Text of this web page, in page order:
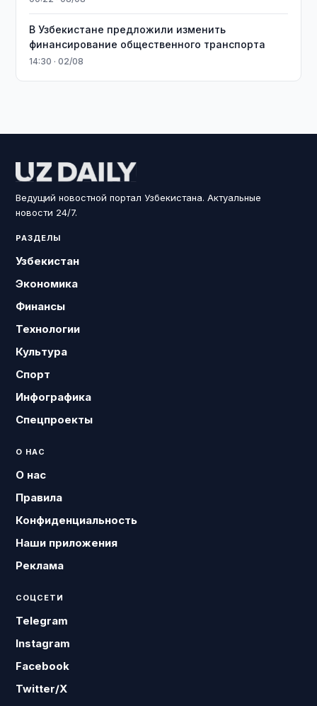
В Узбекистане предложили изменить
финансирование общественного транспорта
14:30 · 02/08
Ведущий новостной портал Узбекистана. Актуальные
новости 24/7.
РАЗДЕЛЫ
Узбекистан
Экономика
Финансы
Технологии
Культура
Спорт
Инфографика
Спецпроекты
О НАС
О нас
Правила
Конфиденциальность
Наши приложения
Реклама
СОЦСЕТИ
Telegram
Instagram
Facebook
Twitter/X